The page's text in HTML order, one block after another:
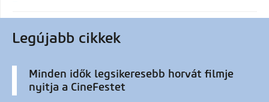
Legújabb cikkek
Minden idők legsikeresebb horvát filmje
nyitja a CineFestet